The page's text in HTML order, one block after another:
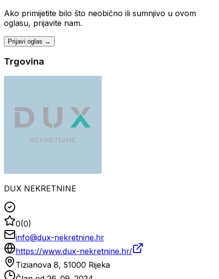
Ako primijetite bilo što neobično ili sumnjivo u ovom
oglasu, prijavite nam.
Prijavi oglas →
Trgovina
DUX NEKRETNINE
0(0)
info@dux-nekretnine.hr
https://www.dux-nekretnine.hr/
Tizianova 8, 51000 Rijeka